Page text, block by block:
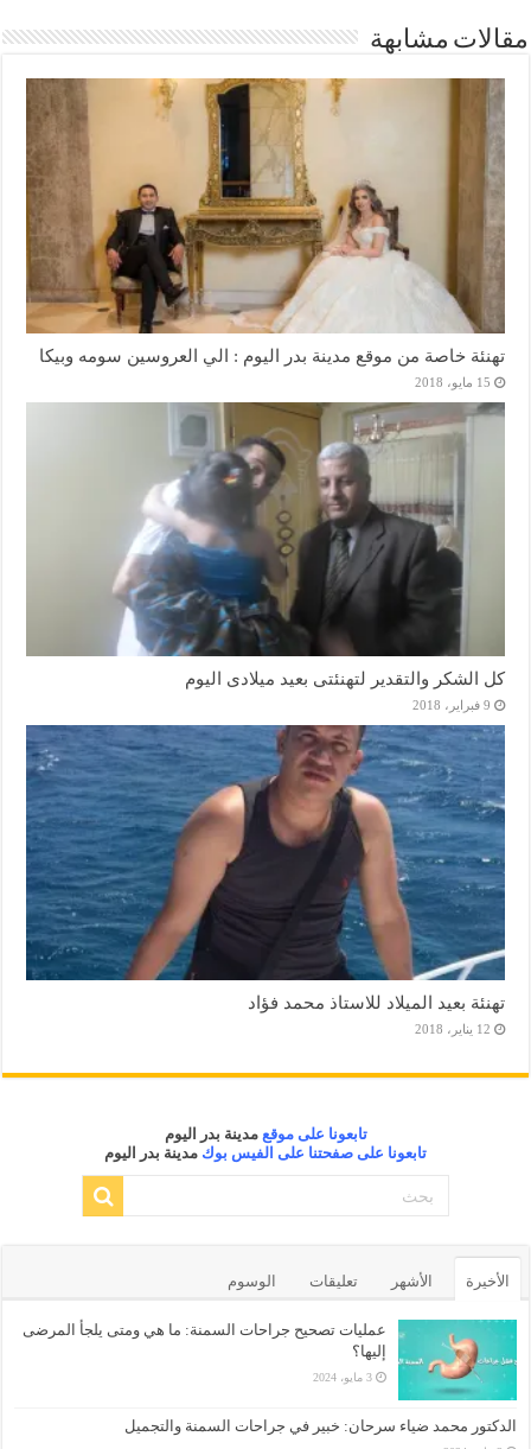
مقالات مشابهة
تهنئة خاصة من موقع مدينة بدر اليوم : الي العروسين سومه وبيكا
15 مايو، 2018
كل الشكر والتقدير لتهنئتى بعيد ميلادى اليوم
9 فبراير، 2018
تهنئة بعيد الميلاد للاستاذ محمد فؤاد
12 يناير، 2018
تابعونا على موقع مدينة بدر اليوم
تابعونا على صفحتنا على الفيس بوك مدينة بدر اليوم
الأخيرة الأشهر تعليقات الوسوم
عمليات تصحيح جراحات السمنة: ما هي ومتى يلجأ المرضى
إليها؟
3 مايو، 2024
الدكتور محمد ضياء سرحان: خبير في جراحات السمنة والتجميل